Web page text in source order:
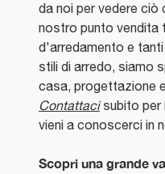
da noi per vedere ciò
nostro punto vendita
d'arredamento e
stili di arredo, siamo
casa, progettazione
Contattacisubito per
vieni a conoscerci in
Scopri una grande